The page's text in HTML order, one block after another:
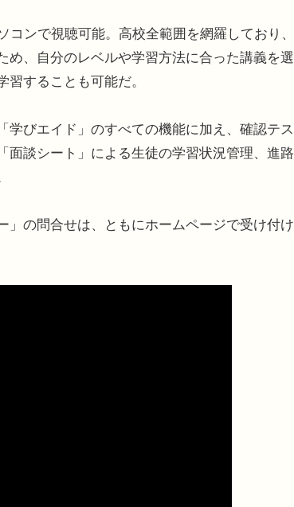
ンで視聴可能。高校全範囲を網羅しており、
め、自分のレベルや学習方法に合った講義を選
することも可能だ。
びエイド」のすべての機能に加え、確認テス
面談シート」による生徒の学習状況管理、進路
の問合せは、ともにホームページで受け付け